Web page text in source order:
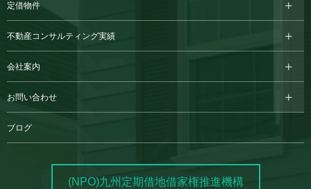
定借物件
不動産コンサルティング実績
会社案内
お問い合わせ
ブログ
(NPO)九州定期借地借家権推進機構